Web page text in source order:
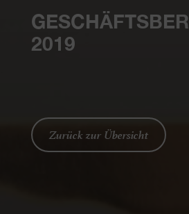
2019
Zurück zur Übersicht